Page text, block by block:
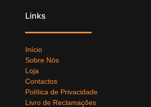
Links
Início
Sobre Nós
Loja
Contactos
Política de Privacidade
Livro de Reclamações